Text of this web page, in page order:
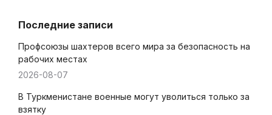
Последние записи
Профсоюзы шахтеров всего мира за безопасность на
рабочих местах
2026-08-07
В Туркменистане военные могут уволиться только за
взятку